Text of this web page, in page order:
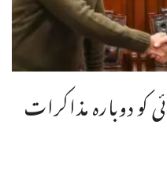
دوبارہ مذاکرات